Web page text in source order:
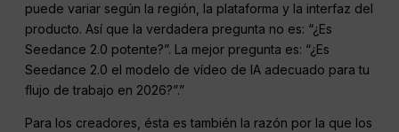
puede variar según la región, la plataforma y la interfaz del
producto. Así que la verdadera pregunta no es: “¿Es
Seedance 2.0 potente?”. La mejor pregunta es: “¿Es
Seedance 2.0 el modelo de vídeo de IA adecuado para tu
flujo de trabajo en 2026?”.”
Para los creadores, ésta es también la razón por la que los